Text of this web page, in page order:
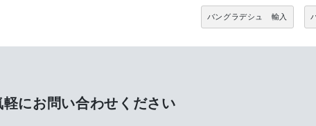
バングラデシュ 輸入
軽にお問い合わせください